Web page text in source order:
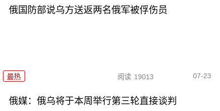
俄国防部说乌方送返两名俄军被俘伤员
最热 阅读 19013 07-23
俄媒：俄乌将于本周举行第三轮直接谈判